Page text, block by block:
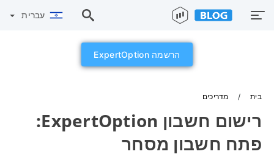
עברית
הרשמה ExpertOption
בית מדריכים
רישום חשבון ExpertOption:
פתח חשבון מסחר